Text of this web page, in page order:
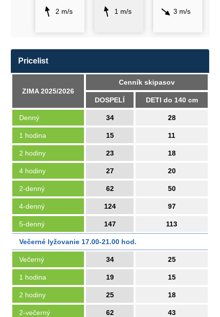
2 m/s 1 m/s 3 m/s
Pricelist
ZIMA 2025/2026
Cenník skipasov
DOSPELÍ DETI do 140 cm
Denný 34 28
1 hodina 15 11
2 hodiny 23 18
4 hodiny 27 20
2-denný 62 50
4-denný 124 97
5-denný 147 113
Večerné lyžovanie 17.00-21.00 hod.
Večerný 34 25
1 hodina 19 15
2 hodiny 25 18
2-večerný 62 43